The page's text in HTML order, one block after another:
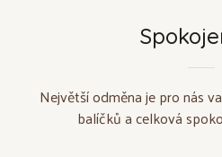
Největší odměna je pro nás
balíčků a celková